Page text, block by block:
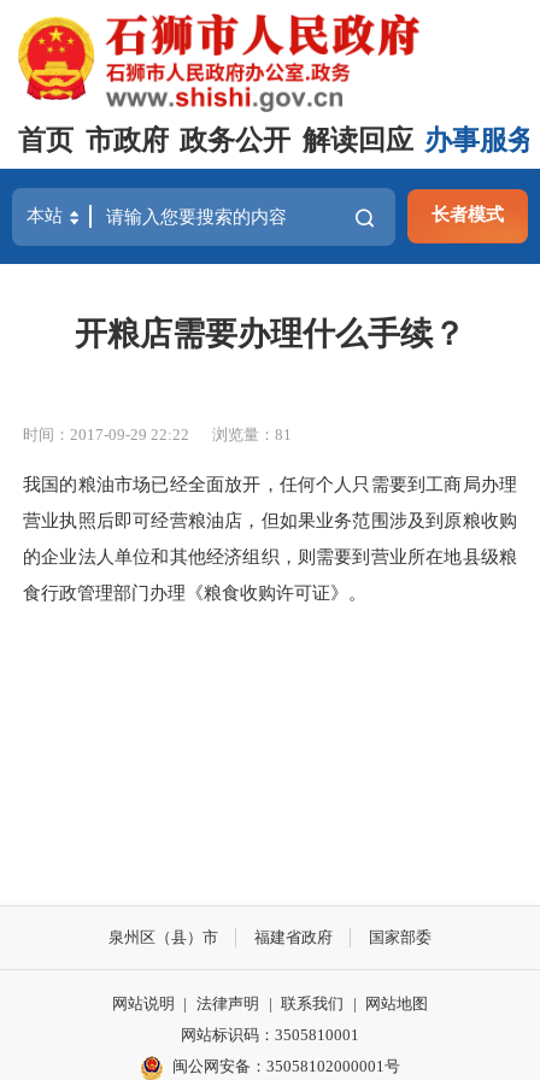
首页 市政府 政务公开 解读回应 办事服务
长者模式
开粮店需要办理什么手续？
时间：2017-09-29 22:22 浏览量： 81
我国的粮油市场已经全面放开，任何个人只需要到工商局办理
营业执照后即可经营粮油店，但如果业务范围涉及到原粮收购
的企业法人单位和其他经济组织，则需要到营业所在地县级粮
食行政管理部门办理《粮食收购许可证》。
泉州区（县）市 福建省政府 国家部委
网站说明 | 法律声明 | 联系我们 |
网站地图
网站标识码：3505810001
闽公网安备：35058102000001号